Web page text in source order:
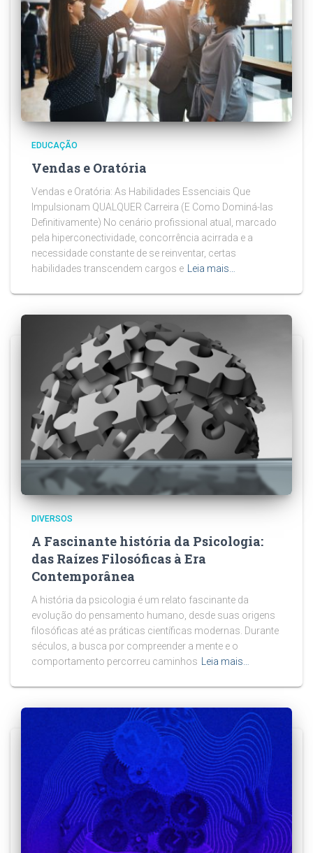
EDUCAÇÃO
Vendas e Oratória
Vendas e Oratória: As Habilidades Essenciais Que
Impulsionam QUALQUER Carreira (E Como Dominá-las
Definitivamente) No cenário profissional atual, marcado
pela hiperconectividade, concorrência acirrada e a
necessidade constante de se reinventar, certas
habilidades transcendem cargos e
Leia mais…
DIVERSOS
A Fascinante história da Psicologia:
das Raízes Filosóficas à Era
Contemporânea
A história da psicologia é um relato fascinante da
evolução do pensamento humano, desde suas origens
filosóficas até as práticas científicas modernas. Durante
séculos, a busca por compreender a mente e o
comportamento percorreu caminhos Leia mais…